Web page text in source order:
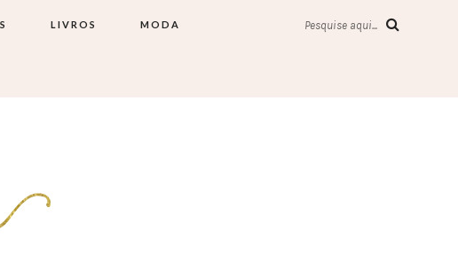
LIVROS MODA Pesquise aqui...